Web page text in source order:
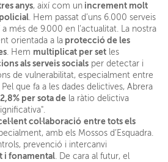
anys, així com un increment molt
. Hem passat d’uns 6.000 serveis
a més de 9.000 en l’actualitat. La nostra
orientada a la protecció de les
. Hem multiplicat per set les
als serveis socials per detectar i
de vulnerabilitat, especialment entre
que fa a les dades delictives, Abrera
per sota de la ràtio delictiva
col·laboració entre tots els
amb els Mossos d’Esquadra.
prevenció i intercanvi
i fonamental. De cara al futur, el